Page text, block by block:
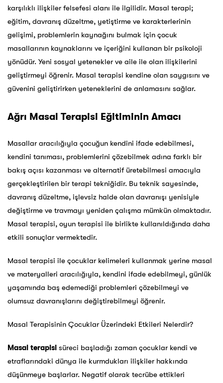
karşılıklı ilişkiler felsefesi alanı ile ilgilidir. Masal terapi;
eğitim, davranış düzeltme, yetiştirme ve karakterlerinin
gelişimi, problemlerin kaynağını bulmak için çocuk
masallarının kaynaklarını ve içeriğini kullanan bir psikoloji
yönüdür. Yeni sosyal yetenekler ve aile ile olan ilişkilerini
geliştirmeyi öğrenir. Masal terapisi kendine olan saygısını ve
güvenini geliştirirken yeteneklerini de anlamasını sağlar.
Ağrı Masal Terapisi Eğitiminin Amacı
Masallar aracılığıyla çocuğun kendini ifade edebilmesi,
kendini tanıması, problemlerini çözebilmek adına farklı bir
bakış açısı kazanması ve alternatif üretebilmesi amacıyla
gerçekleştirilen bir terapi tekniğidir. Bu teknik sayesinde,
davranış düzeltme, işlevsiz halde olan davranışı yenisiyle
değiştirme ve travmayı yeniden çalışma mümkün olmaktadır.
Masal terapisi, oyun terapisi ile birlikte kullanıldığında daha
etkili sonuçlar vermektedir.
Masal terapisi ile çocuklar kelimeleri kullanmak yerine masal
ve materyalleri aracılığıyla, kendini ifade edebilmeyi, günlük
yaşamında baş edemediği problemleri çözebilmeyi ve
olumsuz davranışlarını değiştirebilmeyi öğrenir.
Masal Terapisinin Çocuklar Üzerindeki Etkileri Nelerdir?
Masal terapisi süreci başladığı zaman çocuklar kendi ve
etraflarındaki dünya ile kurmdukları ilişkiler hakkında
düşünmeye başlarlar. Negatif olarak tecrübe ettikleri